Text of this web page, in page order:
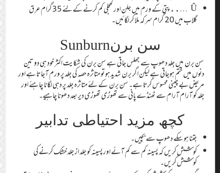
Û …..پتی کے ورم میں جلن اور کھجلی کم کرنے کے لئے 35گرام عرق
گلاب میں 20 گرام سرکہ ملا کر لگائیں۔
سن برنSunburn
سن برن میں جِلد دھوپ سے جھلس جاتی ہے سن برن کی شکایت اکثر خود ہی دو تین
دنوں میں ختم ہوجاتی ہے لیکن اگر برن شدید ہو تو متاثرہ حصہ کی جِلد پر ورم آجاتا ہے اور
مریض بے چینی محسوس کرتا ہے۔ سن برن کے لئے متاثرہ جِلد پر دہی لگانا چاہئے اور
جِلد کو آرام آرام سے ٹھنڈے پانی سے تھوڑی تھوڑی دیر بعد دھونا چاہیے۔
کچھ مزید احتیاطی تدابیر
جتنا ہو سکے دھوپ سے بچیں۔
کوشش کریں کہ پسینہ کم سے کم آئے اور پسینہ کو جلد از جلد خشک کرنے کی
کوشش کریں۔